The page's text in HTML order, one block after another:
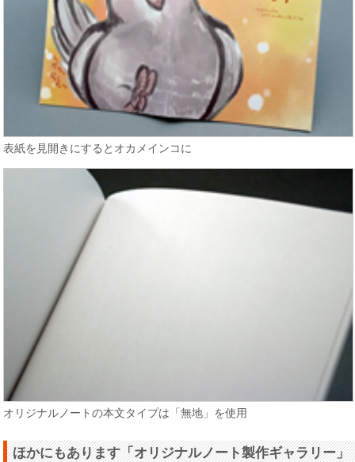
表紙を見開きにするとオカメインコに
オリジナルノートの本文タイプは「無地」を使用
ほかにもあります「オリジナルノート製作ギャラリー」